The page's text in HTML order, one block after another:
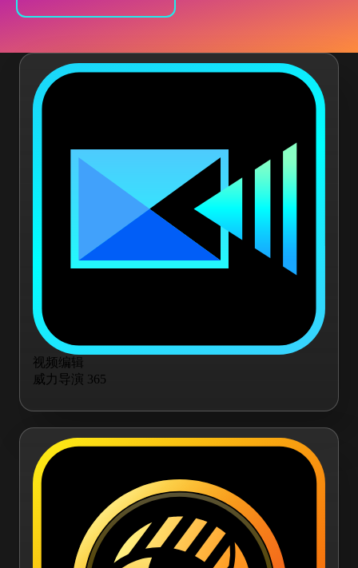
视频编辑
威力导演 365